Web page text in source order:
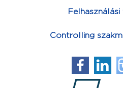
Controlling